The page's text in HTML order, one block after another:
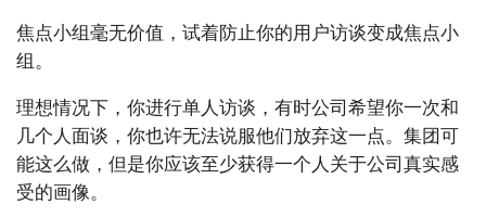
焦点小组毫无价值，试着防止你的用户访谈变成焦点小
组。
理想情况下，你进行单人访谈，有时公司希望你一次和
几个人面谈，你也许无法说服他们放弃这一点。集团可
能这么做，但是你应该至少获得一个人关于公司真实感
受的画像。